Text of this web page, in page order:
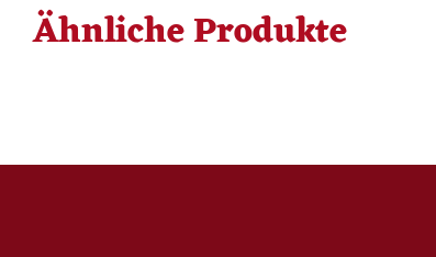
Ähnliche Produkte